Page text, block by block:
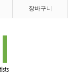
장바구니